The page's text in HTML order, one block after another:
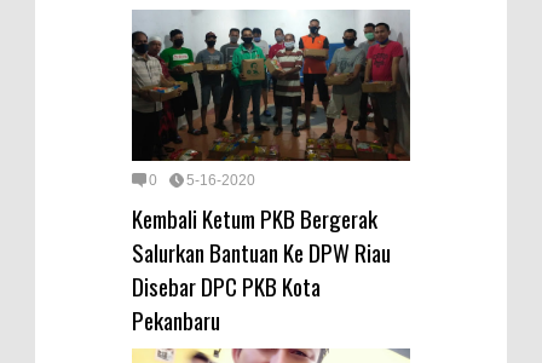
0 5-16-2020
Kembali Ketum PKB Bergerak
Salurkan Bantuan Ke DPW Riau
Disebar DPC PKB Kota
Pekanbaru